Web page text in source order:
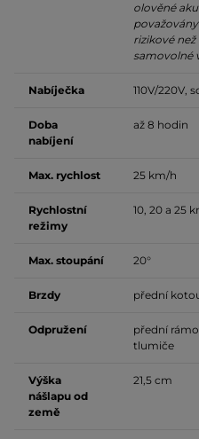
olověné
rizikové
samovolné
Nabíječka 110V/220V,
Doba
nabíjení
až 8 hodin
Max. rychlost 25 km/h
Rychlostní
režimy
10, 20 a 25
Max. stoupání 20°
Brzdy přední
Odpružení
přední
tlumiče
Výška
nášlapu od
země
21,5 cm